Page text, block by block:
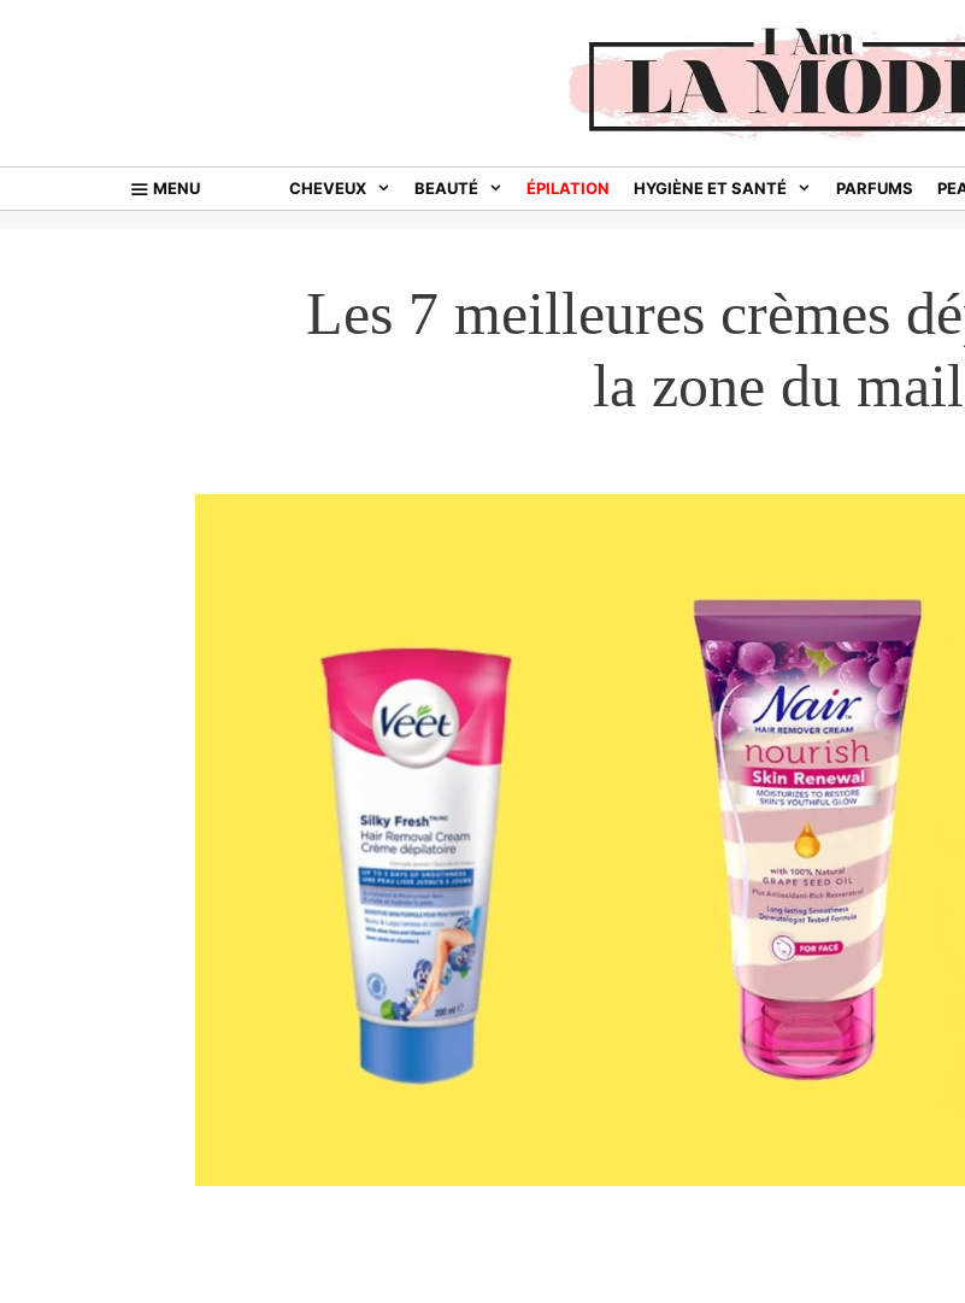
MENU CHEVEUX BEAUTÉ ÉPILATION HYGIÈNE ET SANTÉ PARFUMS
Les 7 meilleures crèmes
la zone du